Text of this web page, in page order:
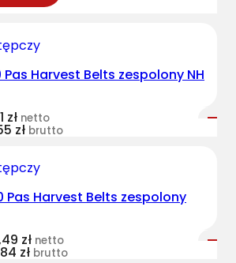
Pas Harvest Belts zespolony NH
zł netto
zł brutto
Pas Harvest Belts zespolony
zł netto
zł brutto